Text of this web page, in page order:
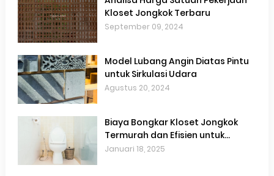
Kloset Jongkok Terbaru
September 09, 2024
Model Lubang Angin Diatas Pintu
untuk Sirkulasi Udara
Agustus 20, 2024
Biaya Bongkar Kloset Jongkok
Termurah dan Efisien untuk
Renovasi Kamar Mandi
Januari 18, 2025